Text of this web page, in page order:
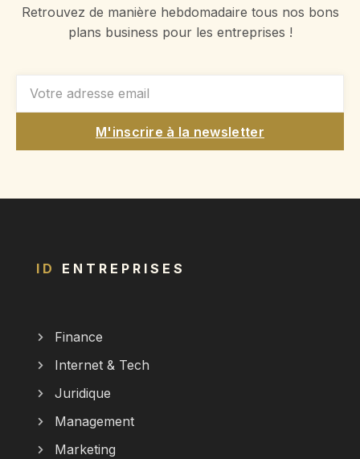
Retrouvez de manière hebdomadaire tous nos bons
plans business pour les entreprises !
M'inscrire à la newsletter
ID ENTREPRISES
Finance
Internet & Tech
Juridique
Management
Marketing